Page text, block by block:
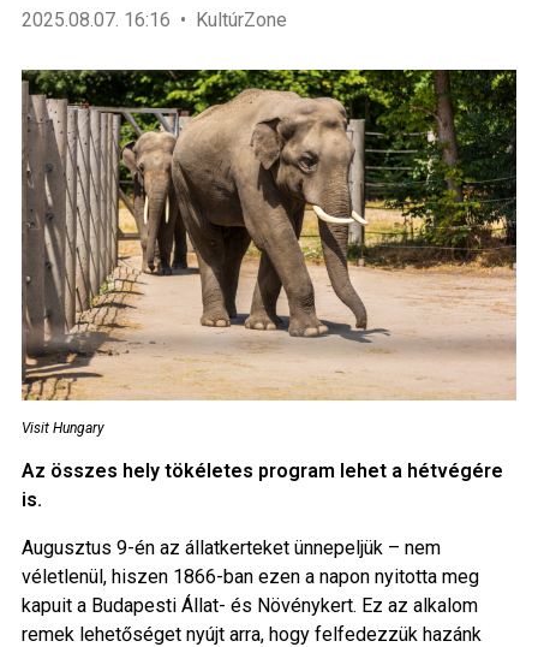
2025.08.07. 16:16 KultúrZone
Visit Hungary
Az összes hely tökéletes program lehet a hétvégére
is.
Augusztus 9-én az állatkerteket ünnepeljük – nem
véletlenül, hiszen 1866-ban ezen a napon nyitotta meg
kapuit a Budapesti Állat- és Növénykert. Ez az alkalom
remek lehetőséget nyújt arra, hogy felfedezzük hazánk